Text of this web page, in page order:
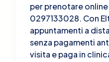
per prenotare
0297133028. Con
appuntamenti a
senza pagamenti
visita e paga in